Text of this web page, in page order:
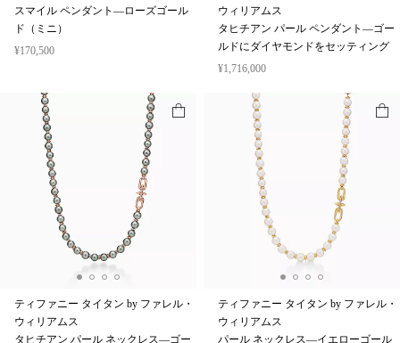
スマイル ペンダント—ローズゴール
ド（ミニ）
¥170,500
ウィリアムス
タヒチアン パール ペンダント—ゴー
ルドにダイヤモンドをセッティング
¥1,716,000
ティファニー タイタン by ファレル・
ウィリアムス
タヒチアン パール ネックレス—ゴー
ティファニー タイタン by ファレル・
ウィリアムス
パール ネックレス—イエローゴール